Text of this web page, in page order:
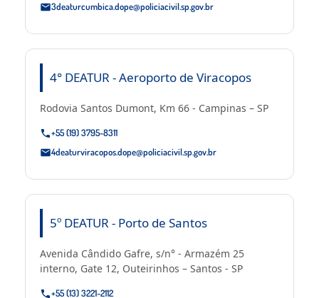
3deaturcumbica.dope@policiacivil.sp.gov.br
4° DEATUR - Aeroporto de Viracopos
Rodovia Santos Dumont, Km 66 - Campinas – SP
+55 (19) 3795-8311
4deaturviracopos.dope@policiacivil.sp.gov.br
5º DEATUR - Porto de Santos
Avenida Cândido Gafre, s/n° - Armazém 25
interno, Gate 12, Outeirinhos – Santos - SP
+55 (13) 3221-2112